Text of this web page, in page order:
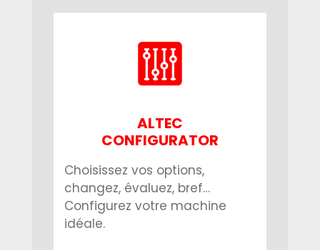
ALTEC
CONFIGURATOR
Choisissez vos options,
changez, évaluez, bref…
Configurez votre machine
idéale.